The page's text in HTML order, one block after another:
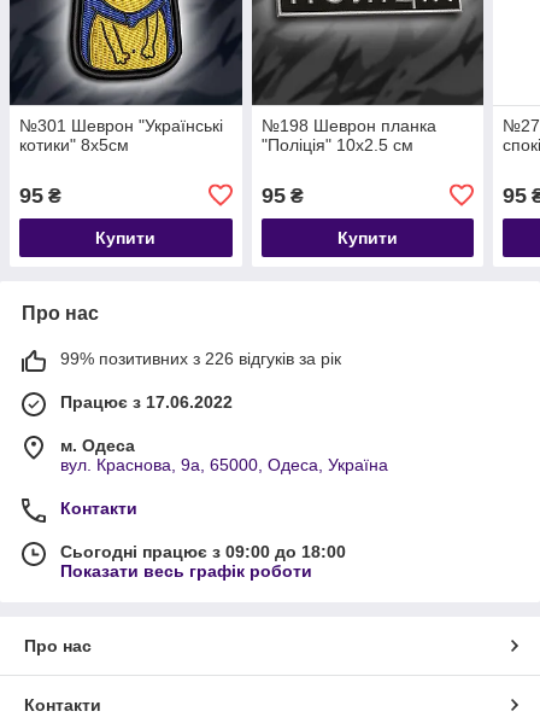
№301 Шеврон "Українські
котики" 8х5см
95 ₴
Купити
№198 Шеврон планка
"Поліція" 10х2.5 см
95₴
Купити
95
Про нас
99% позитивних з 226 відгуків за рік
Працює з 17.06.2022
м. Одеса
вул. Краснова, 9а, 65000, Одеса, Україна
Контакти
Сьогодні працює з 09:00 до 18:00
Показати весь графік роботи
Про нас
Контакти